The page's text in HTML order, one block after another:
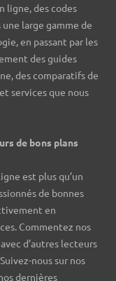
ligne, des codes
large gamme de
en passant par les
des guides
des comparatifs de
services que nous
de bons plans
est plus qu’un
de bonnes
en
Commentez nos
d’autres lecteurs
nous sur nos
dernières